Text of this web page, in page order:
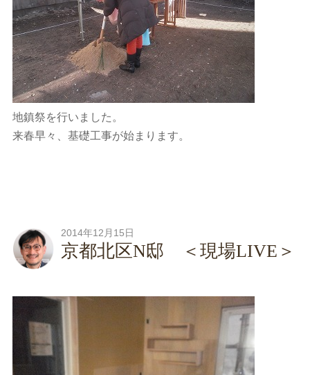
地鎮祭を行いました。
来春早々、基礎工事が始まります。
2014年12月15日
京都北区N邸 ＜現場LIVE＞